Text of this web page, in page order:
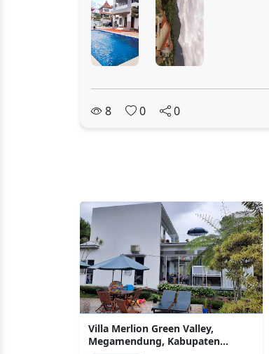
8 0 0
Villa Merlion Green Valley,
Megamendung, Kabupaten...